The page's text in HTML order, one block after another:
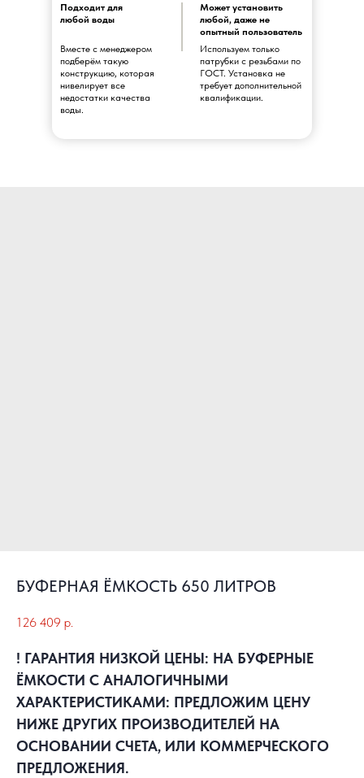
Подходит для
любой воды
Вместе с менеджером
подберём такую
конструкцию, которая
нивелирует все
недостатки качества
воды.
Может установить
любой, даже не
опытный пользователь
Используем только
патрубки с резьбами по
ГОСТ. Установка не
требует дополнительной
квалификации.
БУФЕРНАЯ ЁМКОСТЬ 650 ЛИТРОВ
126 409 р.
! ГАРАНТИЯ НИЗКОЙ ЦЕНЫ: НА БУФЕРНЫЕ
ЁМКОСТИ С АНАЛОГИЧНЫМИ
ХАРАКТЕРИСТИКАМИ: ПРЕДЛОЖИМ ЦЕНУ
НИЖЕ ДРУГИХ ПРОИЗВОДИТЕЛЕЙ НА
ОСНОВАНИИ СЧЕТА, ИЛИ КОММЕРЧЕСКОГО
ПРЕДЛОЖЕНИЯ.